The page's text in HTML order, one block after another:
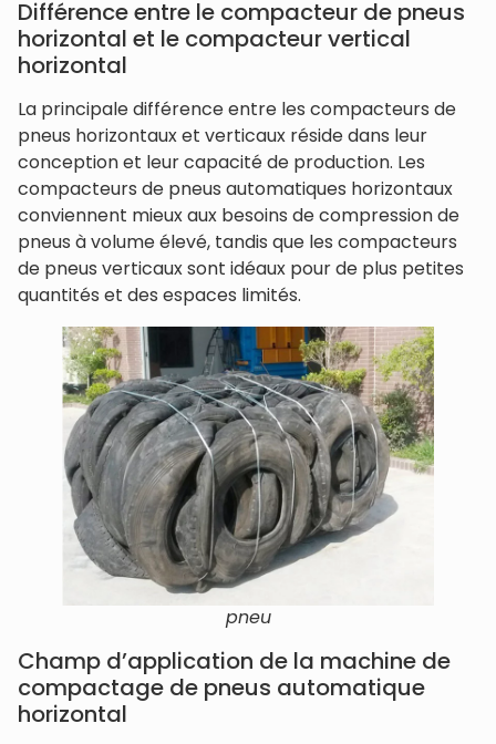
Différence entre le compacteur de pneus
horizontal et le compacteur vertical
horizontal
La principale différence entre les compacteurs de
pneus horizontaux et verticaux réside dans leur
conception et leur capacité de production. Les
compacteurs de pneus automatiques horizontaux
conviennent mieux aux besoins de compression de
pneus à volume élevé, tandis que les compacteurs
de pneus verticaux sont idéaux pour de plus petites
quantités et des espaces limités.
pneu
Champ d’application de la machine de
compactage de pneus automatique
horizontal